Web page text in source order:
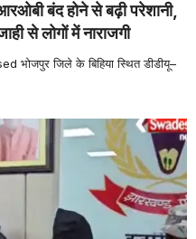
बंद होने से बढ़ी परेशानी,
से लोगों में नाराजगी
जिले के बिहिया स्थित डीडीयू–